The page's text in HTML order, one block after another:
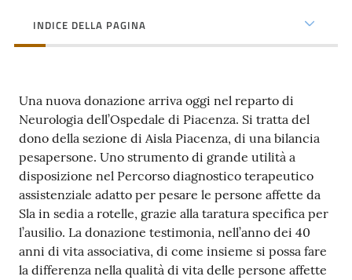
territorio
Studiare
a
Piacenza
Costruiamo
Salute
INDICE DELLA PAGINA
Una nuova donazione arriva oggi nel reparto di
Neurologia dell’Ospedale di Piacenza. Si tratta del
dono della sezione di Aisla Piacenza, di una bilancia
pesapersone. Uno strumento di grande utilità a
disposizione nel Percorso diagnostico terapeutico
assistenziale adatto per pesare le persone affette da
Sla in sedia a rotelle, grazie alla taratura specifica per
l’ausilio. La donazione testimonia, nell’anno dei 40
anni di vita associativa, di come insieme si possa fare
la differenza nella qualità di vita delle persone affette